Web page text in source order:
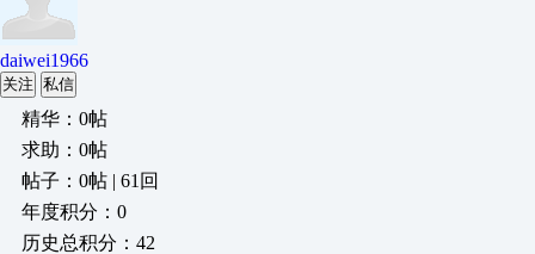
daiwei1966
关注 私信
精华：0帖
求助：0帖
帖子：0帖 | 61回
年度积分：0
历史总积分：42